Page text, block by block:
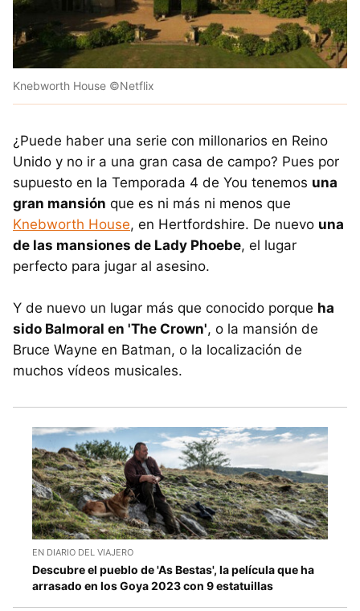
Knebworth House ©Netflix
¿Puede haber una serie con millonarios en Reino
Unido y no ir a una gran casa de campo? Pues por
supuesto en la Temporada 4 de You tenemos una
gran mansión que es ni más ni menos que
Knebworth House, en Hertfordshire. De nuevo una
de las mansiones de Lady Phoebe, el lugar
perfecto para jugar al asesino.
Y de nuevo un lugar más que conocido porque ha
sido Balmoral en 'The Crown', o la mansión de
Bruce Wayne en Batman, o la localización de
muchos vídeos musicales.
EN DIARIO DEL VIAJERO
Descubre el pueblo de 'As Bestas', la película que ha
arrasado en los Goya 2023 con 9 estatuillas